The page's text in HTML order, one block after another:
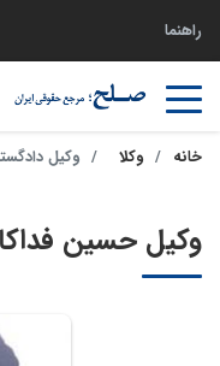
راهنما
خانه وکلا وکیل
وکیل حسین